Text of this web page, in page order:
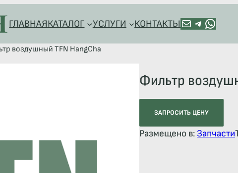
ГЛАВНАЯКАТАЛОГ УСЛУГИ КОНТАКТЫПОЧТА TELEGRAM HTTPS://WA.ME/+79128918544
воздушный TFN HangCha
Фильтр
ЗАПРОСИТЬ ЦЕНУ
Размещено в: Запчасти